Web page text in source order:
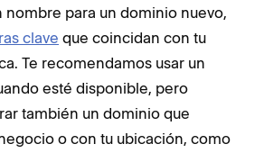
nombre para un dominio nuevo,
clave que coincidan con tu
Te recomendamos usar un
esté disponible, pero
también un dominio que
o con tu ubicación, como